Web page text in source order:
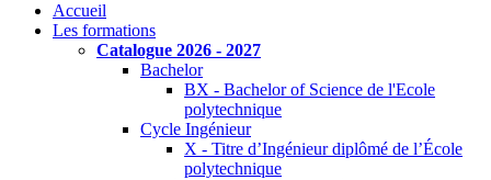
Accueil
Les formations
Catalogue 2026 - 2027
Bachelor
BX - Bachelor of Science de l'Ecole
polytechnique
Cycle Ingénieur
X - Titre d’Ingénieur diplômé de l’École
polytechnique